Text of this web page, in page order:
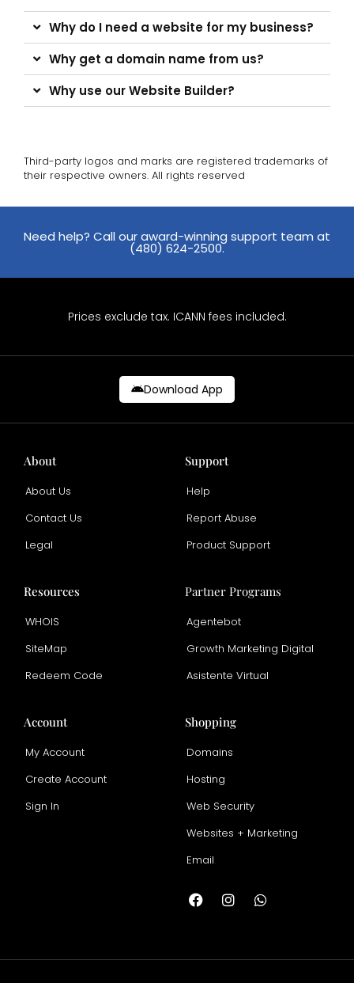
Why do I need a website for my business?
Why get a domain name from us?
Why use our Website Builder?
Third-party logos and marks are registered trademarks of
their respective owners. All rights reserved
Need help? Call our award-winning support team at
(480) 624-2500.
Prices exclude tax. ICANN fees included.
Download App
About
About Us
Contact Us
Legal
Support
Help
Report Abuse
Product Support
Resources
WHOIS
SiteMap
Redeem Code
Partner Programs
Agentebot
Growth Marketing Digital
Asistente Virtual
Account
My Account
Create Account
Sign In
Shopping
Domains
Hosting
Web Security
Websites + Marketing
Email